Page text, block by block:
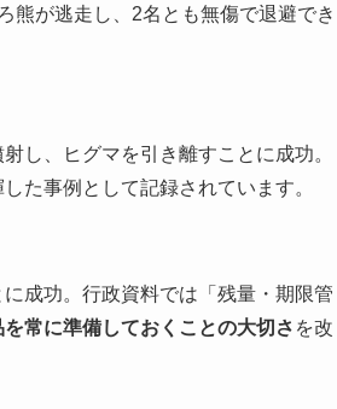
熊が逃走し、2名とも無傷で退避でき
し、ヒグマを引き離すことに成功。
た事例として記録されています。
成功。行政資料では「残量・期限管
常に準備しておくことの大切さ を改